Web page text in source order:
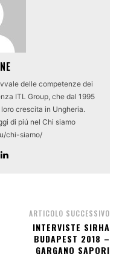
delle competenze dei
ITL Group, che dal 1995
crescita in Ungheria.
di piú nel Chi siamo
chi-siamo/
ARTICOLO SUCCESSIVO
INTERVISTE SIRHA
BUDAPEST 2018 –
GARGANO SAPORI